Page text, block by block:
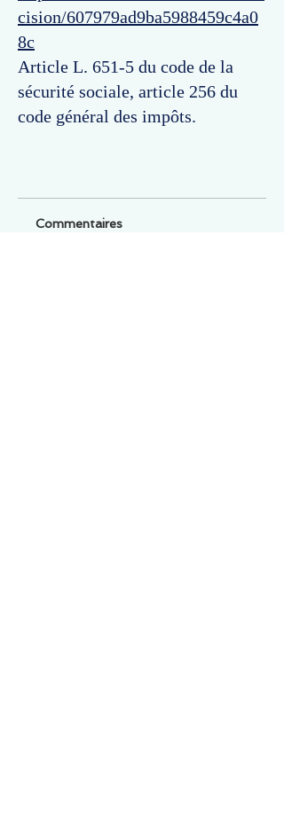
cision/607979ad9ba5988459c4a0
8c
Article L. 651-5 du code de la
sécurité sociale, article 256 du
code général des impôts.
Commentaires